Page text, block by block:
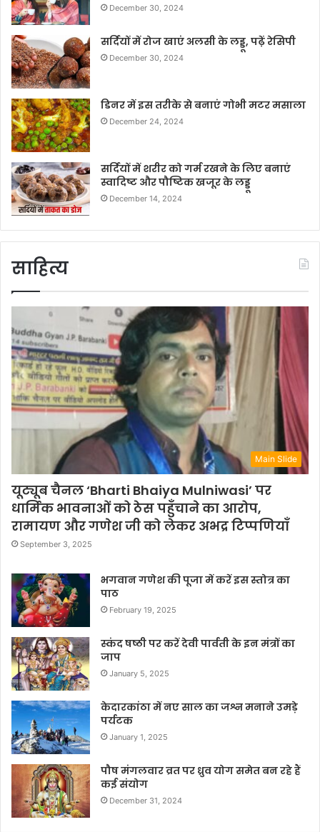
December 30, 2024
सर्दियों में रोज खाएं अलसी के लड्डू, पढ़ें रेसिपी
December 30, 2024
डिनर में इस तरीके से बनाएं गोभी मटर मसाला
December 24, 2024
सर्दियों में शरीर को गर्म रखने के लिए बनाएं
स्वादिष्ट और पौष्टिक खजूर के लड्डू
December 14, 2024
साहित्य
Main Slide
यूट्यूब चैनल ‘Bharti Bhaiya Mulniwasi’ पर
धार्मिक भावनाओं को ठेस पहुँचाने का आरोप,
रामायण और गणेश जी को लेकर अभद्र टिप्पणियाँ
September 3, 2025
भगवान गणेश की पूजा में करें इस स्तोत्र का
पाठ
February 19, 2025
स्कंद षष्ठी पर करें देवी पार्वती के इन मंत्रों का
जाप
January 5, 2025
केदारकांठा में नए साल का जश्न मनाने उमड़े
पर्यटक
January 1, 2025
पौष मंगलवार व्रत पर ध्रुव योग समेत बन रहे हैं
कई संयोग
December 31, 2024